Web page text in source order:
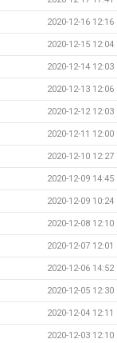
2020-12-16 12:16
2020-12-15 12:04
2020-12-14 12:03
2020-12-13 12:06
2020-12-12 12:03
2020-12-11 12:00
2020-12-10 12:27
2020-12-09 14:45
2020-12-09 10:24
2020-12-08 12:10
2020-12-07 12:01
2020-12-06 14:52
2020-12-05 12:30
2020-12-04 12:11
2020-12-03 12:10